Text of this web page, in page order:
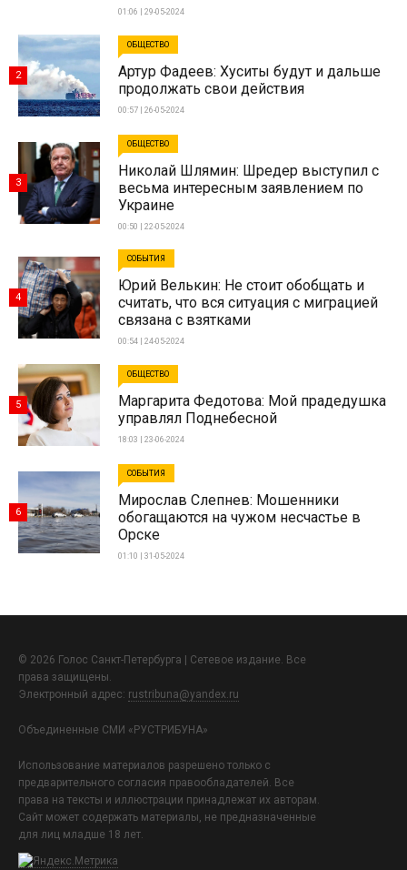
01:06 | 29-05-2024
ОБЩЕСТВО
Артур Фадеев: Хуситы будут и дальше
продолжать свои действия
00:57 | 26-05-2024
2
ОБЩЕСТВО
Николай Шлямин: Шредер выступил с
весьма интересным заявлением по
Украине
00:50 | 22-05-2024
3
СОБЫТИЯ
Юрий Велькин: Не стоит обобщать и
считать, что вся ситуация с миграцией
связана с взятками
00:54 | 24-05-2024
4
ОБЩЕСТВО
Маргарита Федотова: Мой прадедушка
управлял Поднебесной
18:03 | 23-06-2024
5
СОБЫТИЯ
Мирослав Слепнев: Мошенники
обогащаются на чужом несчастье в
Орске
01:10 | 31-05-2024
6
© 2026 Голос Санкт-Петербурга | Сетевое издание. Все
права защищены.
Электронный адрес: rustribuna@yandex.ru
Объединенные СМИ «РУСТРИБУНА»
Использование материалов разрешено только с
предварительного согласия правообладателей. Все
права на тексты и иллюстрации принадлежат их авторам.
Сайт может содержать материалы, не предназначенные
для лиц младше 18 лет.